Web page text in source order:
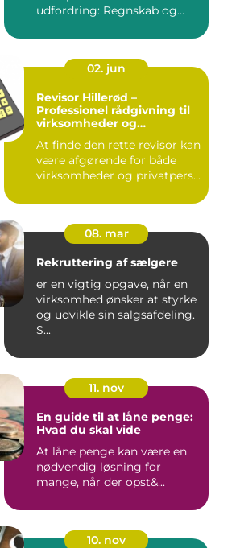
udfordring: Regnskab og
02. jun
Revisor Hillerød –
Professionel rådgivning til
virksomheder og
At finde den rette revisor kan
være afgørende for både
virksomheder og privatpers...
08. mar
Rekruttering af sælgere
er en vigtig opgave, når en
virksomhed ønsker at styrke
og udvikle sin salgsafdeling.
S...
11. nov
En guide til at låne penge:
Hvad du skal vide
At låne penge kan være en
nødvendig løsning for
mange, når der opst&...
10. nov